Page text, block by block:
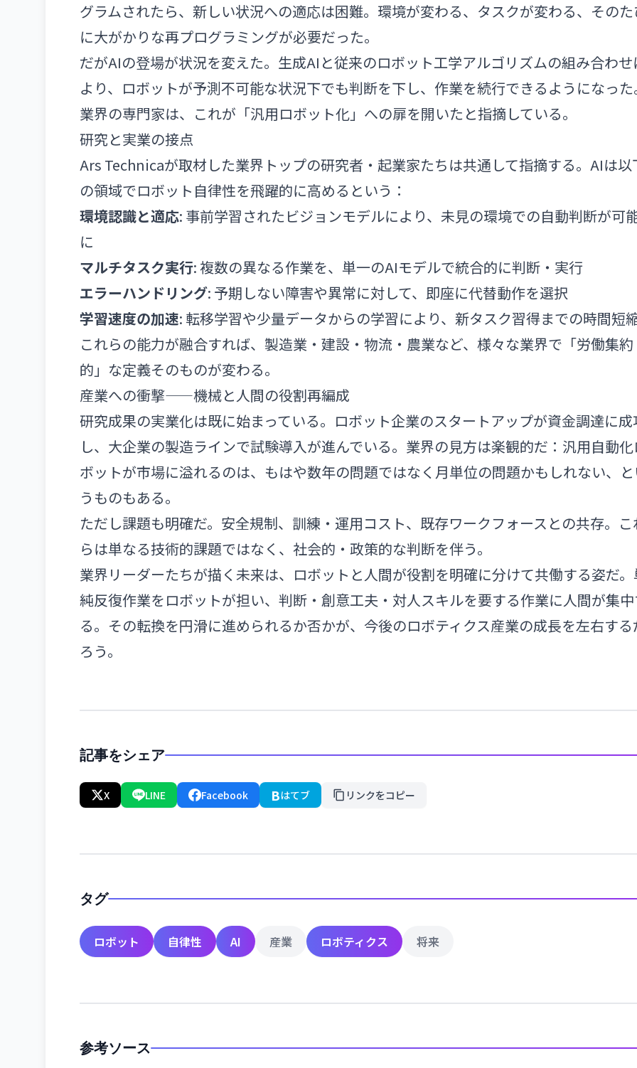
グラムされたら、新しい状況への適応は困難。環境が変わる、タスクが変わる、その
に大がかりな再プログラミングが必要だった。
だがAIの登場が状況を変えた。生成AIと従来のロボット工学アルゴリズムの組み合わせ
より、ロボットが予測不可能な状況下でも判断を下し、作業を続行できるようになった
業界の専門家は、これが「汎用ロボット化」への扉を開いたと指摘している。
研究と実業の接点
Ars Technicaが取材した業界トップの研究者・起業家たちは共通して指摘する。AIは以
の領域でロボット自律性を飛躍的に高めるという：
環境認識と適応: 事前学習されたビジョンモデルにより、未見の環境での自動判断が可
に
マルチタスク実行: 複数の異なる作業を、単一のAIモデルで統合的に判断・実行
エラーハンドリング: 予期しない障害や異常に対して、即座に代替動作を選択
学習速度の加速: 転移学習や少量データからの学習により、新タスク習得までの時間短
これらの能力が融合すれば、製造業・建設・物流・農業など、様々な業界で「労働集約
的」な定義そのものが変わる。
産業への衝撃——機械と人間の役割再編成
研究成果の実業化は既に始まっている。ロボット企業のスタートアップが資金調達に成
し、大企業の製造ラインで試験導入が進んでいる。業界の見方は楽観的だ：汎用自動化
ボットが市場に溢れるのは、もはや数年の問題ではなく月単位の問題かもしれない、
うものもある。
ただし課題も明確だ。安全規制、訓練・運用コスト、既存ワークフォースとの共存。こ
らは単なる技術的課題ではなく、社会的・政策的な判断を伴う。
業界リーダーたちが描く未来は、ロボットと人間が役割を明確に分けて共働する姿だ。
純反復作業をロボットが担い、判断・創意工夫・対人スキルを要する作業に人間が集
る。その転換を円滑に進められるか否かが、今後のロボティクス産業の成長を左右する
ろう。
記事をシェア
X LINE Facebook Bはてブ リンクをコピー
タグ
ロボット 自律性 AI 産業 ロボティクス 将来
参考ソース